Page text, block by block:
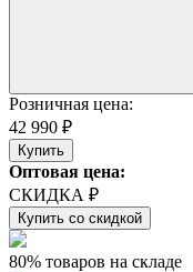
Розничная цена:
42 990 ₽
Купить
Оптовая цена:
СКИДКА ₽
Купить со скидкой
80% товаров на складе